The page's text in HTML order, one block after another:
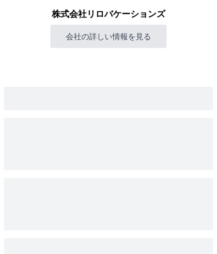
株式会社リロバケーションズ
会社の詳しい情報を見る